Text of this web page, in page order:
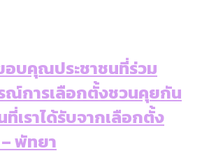
างงบปี 70 ของ กทม. สำนักการ
เพิ่ม 150% มีเพียง 5 เขตที่งบเพิ่ม
ตจตุจักรสูงสุด
ท่องเที่ยวออกจากกีฬา กระทรวง
หตุไฟไหม้ในกรุงเทพฯ ส่วนใหญ่มา
าลัดวงจร เขตจตุจักรเกิดไฟฟ้า
รมากที่สุด
ดียว สิทธิไม่เท่ากัน: กฎหมายการ
บคุณประชาชนที่ร่วม
ณ์การเลือกตั้งชวนคุยกัน
เราได้รับจากเลือกตั้ง
พัทยา